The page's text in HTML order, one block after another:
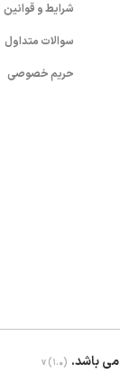
شرایط و قوانین
سوالات متداول
حریم خصوصی
می باشد. v (1.0)